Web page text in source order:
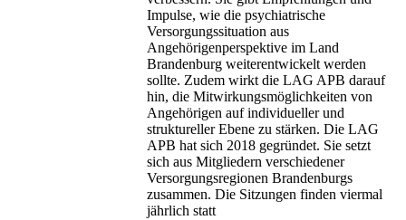
Impulse, wie die psychiatrische
Versorgungssituation aus
Angehörigenperspektive im Land
Brandenburg weiterentwickelt werden
sollte. Zudem wirkt die LAG APB darauf
hin, die Mitwirkungsmöglichkeiten von
Angehörigen auf individueller und
struktureller Ebene zu stärken. Die LAG
APB hat sich 2018 gegründet. Sie setzt
sich aus Mitgliedern verschiedener
Versorgungsregionen Brandenburgs
zusammen. Die Sitzungen finden viermal
jährlich statt